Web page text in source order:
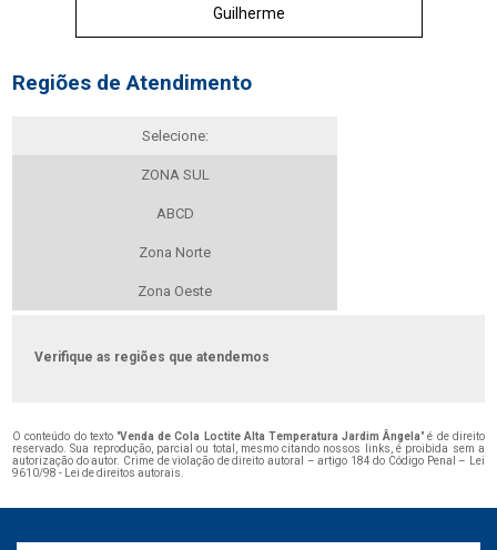
Guilherme
Regiões de Atendimento
Selecione:
ZONA SUL
ABCD
Zona Norte
Zona Oeste
Verifique as regiões que atendemos
O conteúdo do texto "Venda de Cola Loctite Alta Temperatura Jardim Ângela" é de direito
reservado. Sua reprodução, parcial ou total, mesmo citando nossos links, é proibida sem a
autorização do autor. Crime de violação de direito autoral – artigo 184 do Código Penal –
Lei
9610/98 - Lei de direitos autorais